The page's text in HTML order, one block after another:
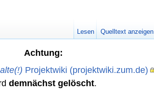
Achtung:
alte(!) Projektwiki (projektwiki.zum.de)
demnächst gelöscht.
Lesen Quelltext anzeigen